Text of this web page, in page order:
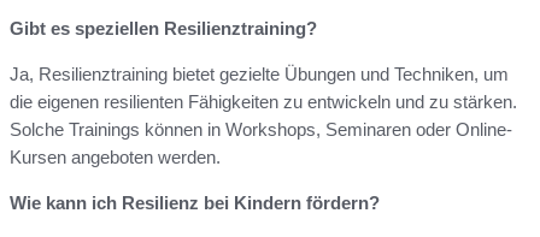
Gibt es speziellen Resilienztraining?
Ja, Resilienztraining bietet gezielte Übungen und Techniken, um
die eigenen resilienten Fähigkeiten zu entwickeln und zu stärken.
Solche Trainings können in Workshops, Seminaren oder Online-
Kursen angeboten werden.
Wie kann ich Resilienz bei Kindern fördern?